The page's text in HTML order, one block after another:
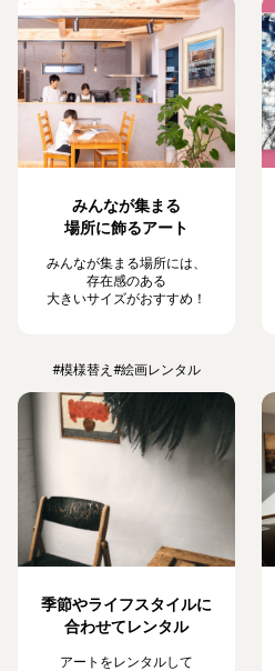
みんなが集まる
場所に飾るアート
みんなが集まる場所には、
存在感のある
大きいサイズがおすすめ！
#模様替え #絵画レンタル
季節やライフスタイルに
合わせてレンタル
アートをレンタルして